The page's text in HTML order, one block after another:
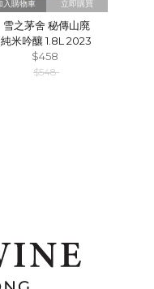
立即購買
雪之茅舍 秘傳山廃
純米吟釀 1.8L 2023
$458
$548